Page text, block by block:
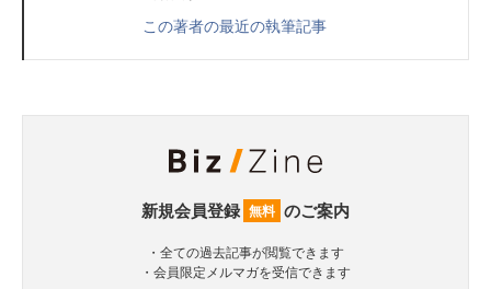
この著者の最近の執筆記事
新規会員登録 無料 のご案内
・全ての過去記事が閲覧できます
・会員限定メルマガを受信できます